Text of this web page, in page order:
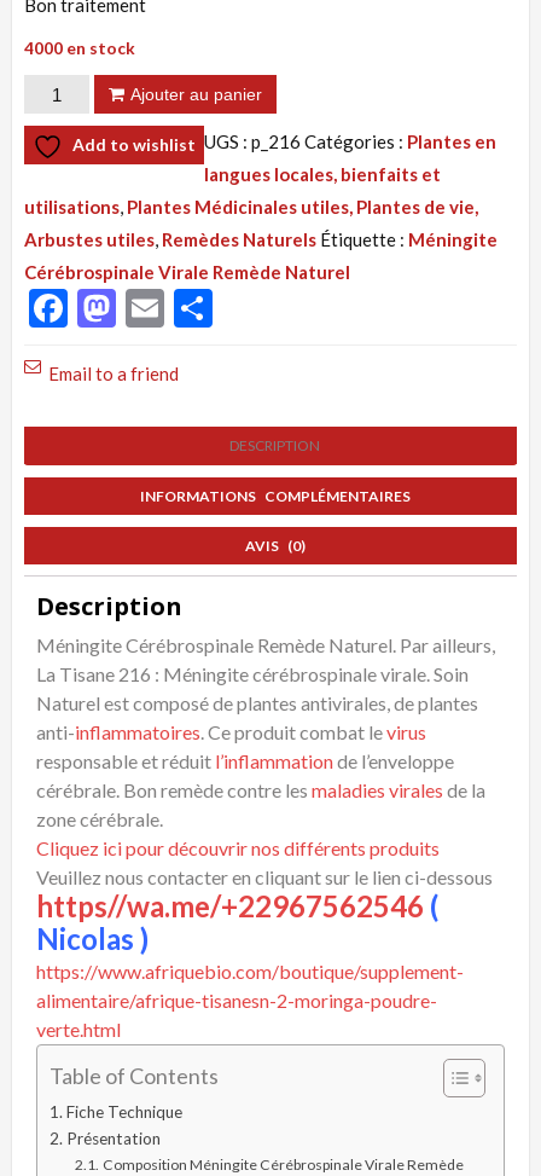
Bon traitement
4000 en stock
quantité
de
Tisane
:
Méningite
Cérébrospinale
Virale.
Naturel
Ajouter au panier
Add to wishlist UGS : p_216 Catégories : Plantes en
langues locales, bienfaits et
utilisations, Plantes Médicinales utiles, Plantes de vie,
Arbustes utiles, Remèdes Naturels Étiquette : Méningite
Cérébrospinale Virale Remède Naturel
Facebook
Mastodon
Email
Email to a friend
DESCRIPTION
INFORMATIONS COMPLÉMENTAIRES
AVIS (0)
Description
Méningite Cérébrospinale Remède Naturel. Par ailleurs,
La Tisane 216 : Méningite cérébrospinale virale. Soin
Naturel est composé de plantes antivirales, de plantes
anti-inflammatoires. Ce produit combat levirus
responsable et réduit l’inflammationde l’enveloppe
cérébrale. Bon remède contre les maladies virales de la
zone cérébrale.
Cliquez ici pour découvrir nos différents produits
Veuillez nous contacter en cliquant sur le lien ci-dessous
https//wa.me/+22967562546 (
Nicolas )
https://www.afriquebio.com/boutique/supplement-
alimentaire/afrique-tisanesn-2-moringa-poudre-
verte.html
Table of Contents
Fiche Technique
Présentation
Composition Méningite Cérébrospinale Virale Remède